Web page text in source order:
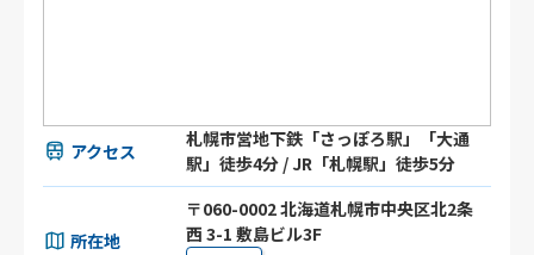
アクセス
札幌市営地下鉄「さっぽろ駅」「大通
駅」徒歩4分 / JR「札幌駅」徒歩5分
所在地
〒060-0002 北海道札幌市中央区北2条
西 3-1 敷島ビル3F